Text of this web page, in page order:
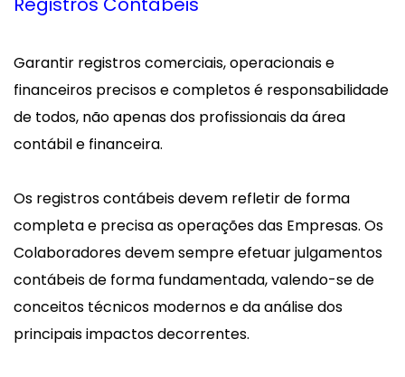
Garantir registros comerciais, operacionais e
financeiros precisos e completos é responsabilidade
de todos, não apenas dos profissionais da área
contábil e financeira.
Os registros contábeis devem refletir de forma
completa e precisa as operações das Empresas. Os
Colaboradores devem sempre efetuar julgamentos
contábeis de forma fundamentada, valendo-se de
conceitos técnicos modernos e da análise dos
principais impactos decorrentes.